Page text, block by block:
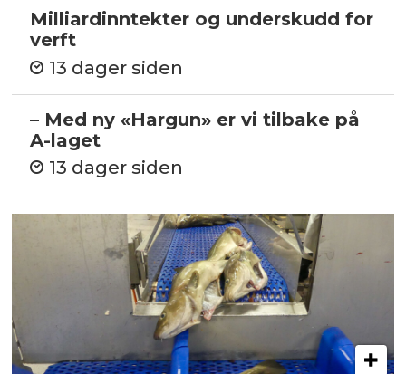
Milliardinntekter og underskudd for
verft
13 dager siden
– Med ny «Hargun» er vi tilbake på
A-laget
13 dager siden